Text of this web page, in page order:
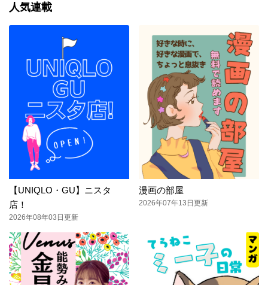
人気連載
【UNIQLO・GU】ニスタ
店！
2026年08年03日更新
漫画の部屋
2026年07年13日更新